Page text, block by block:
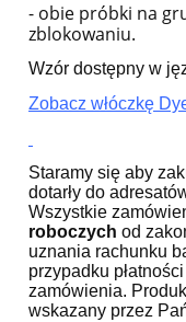
- obie próbki na
zblokowaniu.
Wzór dostępny w
Zobacz włóczkę
Staramy się aby
dotarły do
Wszystkie
roboczych od
uznania rachunku
przypadku
zamówienia.
wskazany przez